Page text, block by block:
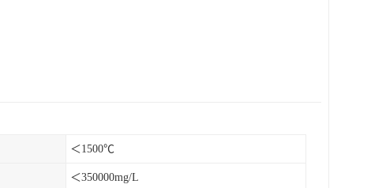
＜1500℃
＜350000mg/L